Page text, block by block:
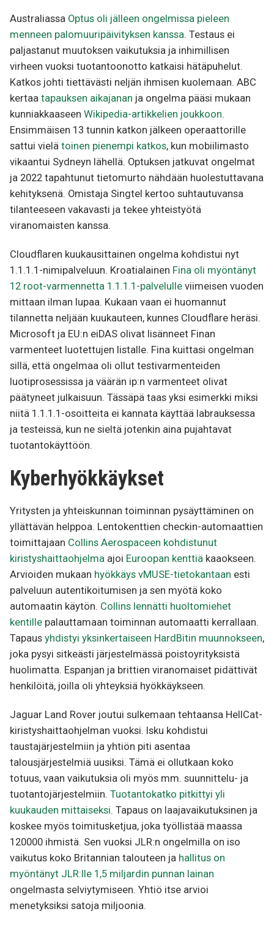
Australiassa Optus oli jälleen ongelmissa pieleen
menneen palomuuripäivityksen kanssa. Testaus ei
paljastanut muutoksen vaikutuksia ja inhimillisen
virheen vuoksi tuotantoonotto katkaisi hätäpuhelut.
Katkos johti tiettävästi neljän ihmisen kuolemaan. ABC
kertaa tapauksen aikajanan ja ongelma pääsi mukaan
kunniakkaaseen Wikipedia-artikkelien joukkoon.
Ensimmäisen 13 tunnin katkon jälkeen operaattorille
sattui vielä toinen pienempi katkos, kun mobiilimasto
vikaantui Sydneyn lähellä. Optuksen jatkuvat ongelmat
ja 2022 tapahtunut tietomurto nähdään huolestuttavana
kehityksenä. Omistaja Singtel kertoo suhtautuvansa
tilanteeseen vakavasti ja tekee yhteistyötä
viranomaisten kanssa.
Cloudflaren kuukausittainen ongelma kohdistui nyt
1.1.1.1-nimipalveluun. Kroatialainen Fina oli myöntänyt
12 root-varmennetta 1.1.1.1-palvelulle viimeisen vuoden
mittaan ilman lupaa. Kukaan vaan ei huomannut
tilannetta neljään kuukauteen, kunnes Cloudflare heräsi.
Microsoft ja EU:n eiDAS olivat lisänneet Finan
varmenteet luotettujen listalle. Fina kuittasi ongelman
sillä, että ongelmaa oli ollut testivarmenteiden
luotiprosessissa ja väärän ip:n varmenteet olivat
päätyneet julkaisuun. Tässäpä taas yksi esimerkki miksi
niitä 1.1.1.1-osoitteita ei kannata käyttää labrauksessa
ja testeissä, kun ne sieltä jotenkin aina pujahtavat
tuotantokäyttöön.
Kyberhyökkäykset
Yritysten ja yhteiskunnan toiminnan pysäyttäminen on
yllättävän helppoa. Lentokenttien checkin-automaattien
toimittajaan Collins Aerospaceen kohdistunut
kiristyshaittaohjelma ajoi Euroopan kenttiä kaaokseen.
Arvioiden mukaan hyökkäys vMUSE-tietokantaan esti
palveluun autentikoitumisen ja sen myötä koko
automaatin käytön. Collins lennätti huoltomiehet
kentille palauttamaan toiminnan automaatti kerrallaan.
Tapaus yhdistyi yksinkertaiseen HardBitin muunnokseen,
joka pysyi sitkeästi järjestelmässä poistoyrityksistä
huolimatta. Espanjan ja brittien viranomaiset pidättivät
henkilöitä, joilla oli yhteyksiä hyökkäykseen.
Jaguar Land Rover joutui sulkemaan tehtaansa HellCat-
kiristyshaittaohjelman vuoksi. Isku kohdistui
taustajärjestelmiin ja yhtiön piti asentaa
talousjärjestelmiä uusiksi. Tämä ei ollutkaan koko
totuus, vaan vaikutuksia oli myös mm. suunnittelu- ja
tuotantojärjestelmiin. Tuotantokatko pitkittyi yli
kuukauden mittaiseksi. Tapaus on laajavaikutuksinen ja
koskee myös toimitusketjua, joka työllistää maassa
120000 ihmistä. Sen vuoksi JLR:n ongelmilla on iso
vaikutus koko Britannian talouteen ja hallitus on
myöntänyt JLR:lle 1,5 miljardin punnan lainan
ongelmasta selviytymiseen. Yhtiö itse arvioi
menetyksiksi satoja miljoonia.